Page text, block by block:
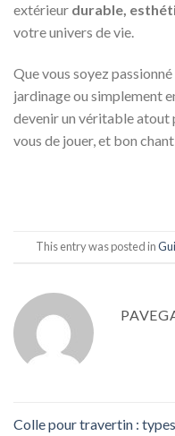
extérieur durable,
votre univers de vie.
Que vous soyez
jardinage ou simplement
devenir un véritable atout
vous de jouer, et bon
This entry was posted in
Colle pour travertin :